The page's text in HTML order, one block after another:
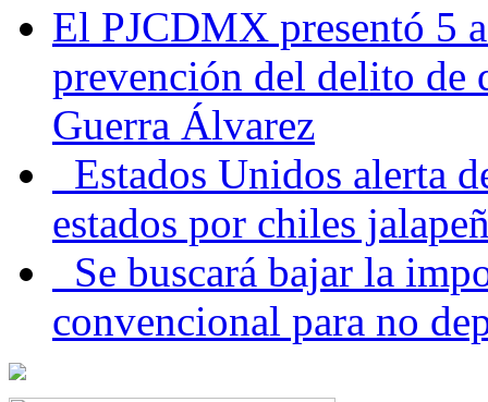
El PJCDMX presentó 5
prevención del delito de
Guerra Álvarez
Estados Unidos alerta
estados por chiles
Se buscará bajar la
convencional para no